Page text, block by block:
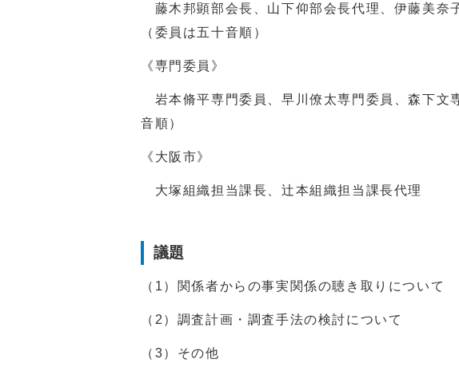
藤木邦顕部会長、山下仰部会長代理、伊藤美奈
（委員は五十音順）
《専門委員》
岩本脩平専門委員、早川僚太専門委員、森下文
音順）
《大阪市》
大塚組織担当課長、辻本組織担当課長代理
議題
（1）関係者からの事実関係の聴き取りについて
（2）調査計画・調査手法の検討について
（3）その他